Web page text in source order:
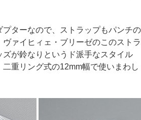
ターなので、ストラップもパンチの
ァイヒィェ・ブリーゼのこのストラ
ズが鈴なりというド派手なスタイル
重リング式の12mm幅で使いまわし